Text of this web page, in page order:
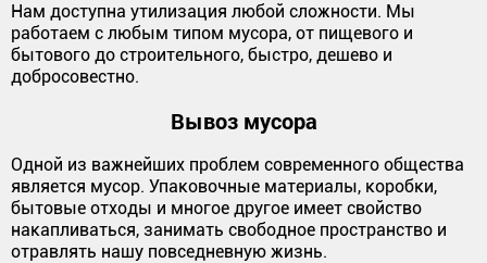
Нам доступна утилизация любой сложности. Мы
работаем с любым типом мусора, от пищевого и
бытового до строительного, быстро, дешево и
добросовестно.
Вывоз мусора
Одной из важнейших проблем современного общества
является мусор. Упаковочные материалы, коробки,
бытовые отходы и многое другое имеет свойство
накапливаться, занимать свободное пространство и
отравлять нашу повседневную жизнь.